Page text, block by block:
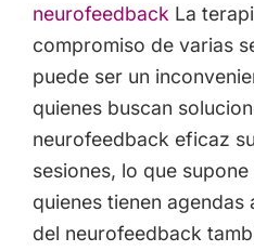
neurofeedback La
compromiso de varias
puede ser un
quienes buscan
neurofeedback eficaz
sesiones, lo que
quienes tienen
del neurofeedback